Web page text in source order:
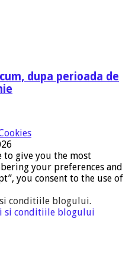
dupa perioada de
to give you the most
your preferences and
you consent to the use of
conditiile blogului.
si conditiile blogului